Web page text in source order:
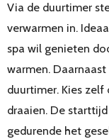
Via de duurtimer
verwarmen in.
spa wil genieten
warmen.
duurtimer. Kies
draaien. De
gedurende het